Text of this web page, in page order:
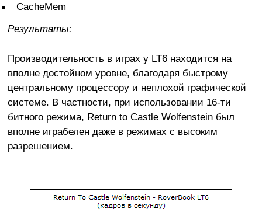
CacheMem
Результаты:
Производительность в играх у LT6 находится на
вполне достойном уровне, благодаря быстрому
центральному процессору и неплохой графической
системе. В частности, при использовании 16-ти
битного режима, Return to Castle Wolfenstein был
вполне играбелен даже в режимах с высоким
разрешением.